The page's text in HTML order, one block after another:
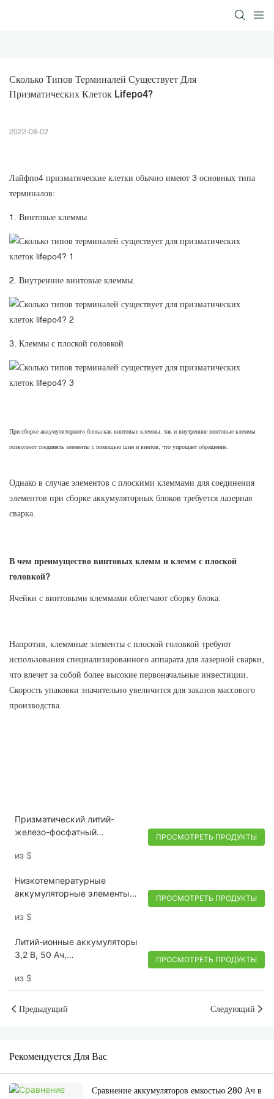
Сколько Типов Терминалей Существует Для
Призматических Клеток Lifepo4?
2022-08-02
Лайфпо4 призматические клетки обычно имеют 3 основных типа
терминалов:
1. Винтовые клеммы
2. Внутренние винтовые клеммы.
3. Клеммы с плоской головкой
При сборке аккумуляторного блока как винтовые клеммы, так и внутренние винтовые клеммы
позволяют соединять элементы с помощью шин и винтов, что упрощает обращение.
Однако в случае элементов с плоскими клеммами для соединения
элементов при сборке аккумуляторных блоков требуется лазерная
сварка.
В чем преимущество винтовых клемм и клемм с плоской
головкой?
Ячейки с винтовыми клеммами облегчают сборку блока.
Напротив, клеммные элементы с плоской головкой требуют
использования специализированного аппарата для лазерной сварки,
что влечет за собой более высокие первоначальные инвестиции.
Скорость упаковки значительно увеличится для заказов массового
производства.
Призматический литий-
железо-фосфатный
В 206 Ач – сверхдлительный
фосфатный аккумулятор
глубокого разряда класса А
накопителей энергии для
из $
ПРОСМОТРЕТЬ ПРОДУКТЫ
Низкотемпературные
аккумуляторные элементы
работают при -40°К
из $
ПРОСМОТРЕТЬ ПРОДУКТЫ
Литий-ионные аккумуляторы
3,2 В, 50 Ач,
аккумуляторы Lifepo4,
работающие при температуре
до -40°C
из $
ПРОСМОТРЕТЬ ПРОДУКТЫ
Предыдущий Следующий
Рекомендуется Для Вас
Сравнение аккумуляторов емкостью 280 Ач в